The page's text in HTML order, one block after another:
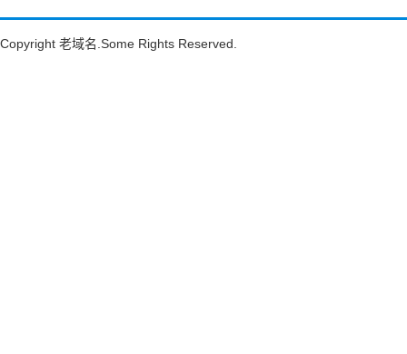
Copyright 老域名 .Some Rights Reserved.